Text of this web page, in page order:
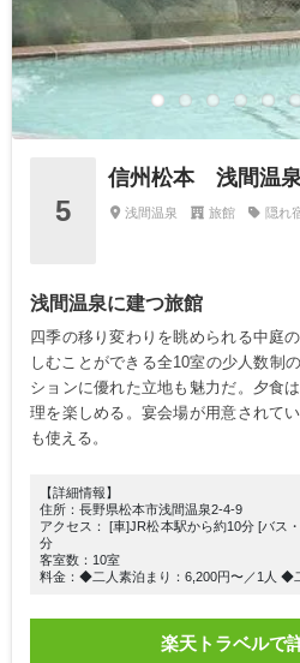
5
信州松本 浅間温
浅間温泉 旅館 隠れ
浅間温泉に建つ旅館
四季の移り変わりを眺められる中庭
しむことができる全10室の少人数制
ションに優れた立地も魅力だ。夕食
理を楽しめる。宴会場が用意されて
も使える。
【詳細情報】
住所：長野県松本市浅間温泉2-4-9
アクセス： [車]JR松本駅から約10分 [バス
分
客室数：10室
料金：◆二人素泊まり：6,200円〜／1人 ◆
楽天トラベルで